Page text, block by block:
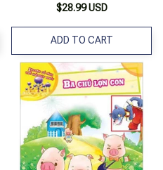
$28.99 USD
ADD TO CART